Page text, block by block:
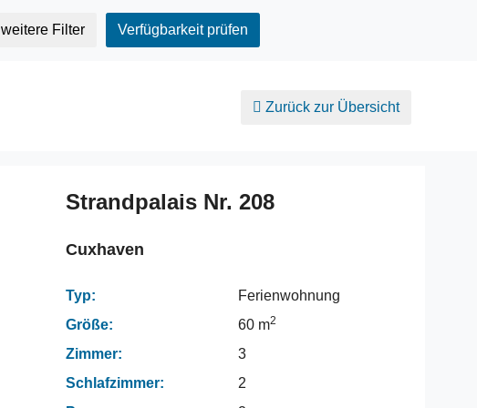
weitere Filter Verfügbarkeit prüfen
Zurück zur Übersicht
Strandpalais Nr. 208
Cuxhaven
Typ:
Ferienwohnung
Größe:
60 m2
Zimmer:
3
Schlafzimmer:
2